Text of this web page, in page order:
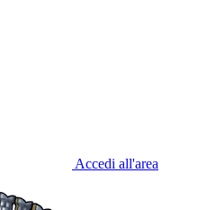
Accedi all'area